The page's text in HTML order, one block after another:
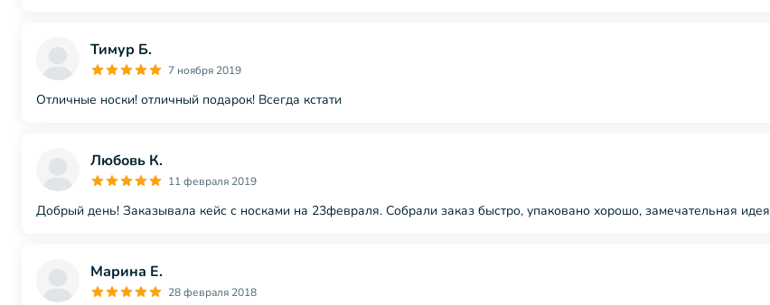
Тимур Б.
7 ноября 2019
Отличные носки! отличный подарок! Всегда кстати
Любовь К.
11 февраля 2019
Добрый день! Заказывала кейс с носками на 23февраля. Собрали заказ быстро, упаковано хорошо, замечательная
Марина Е.
28 февраля 2018